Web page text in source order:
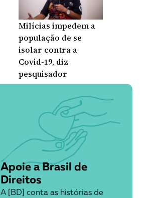
Milícias impedem a
população de se
isolar contra a
Covid-19, diz
pesquisador
Apoie a Brasil de
Direitos
A [BD] conta as histórias de